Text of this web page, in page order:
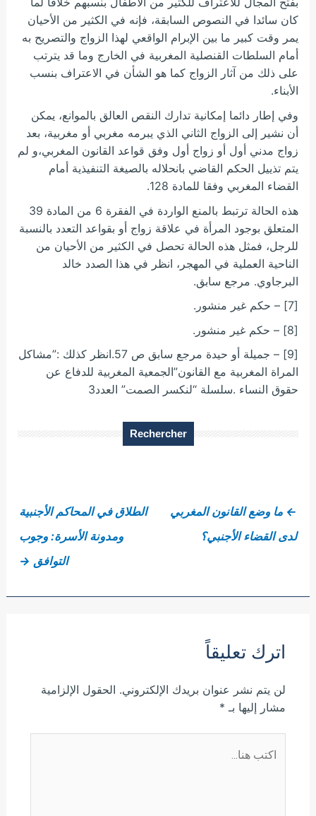
كان سائدا في النصوص السابقة، فإنه في الكثير من الأحيان
يمر وقت كبير ما بين الإبرام الواقعي لهذا الزواج والتصريح به
أمام السلطات القنصلية المغربية في الخارج وما قد يترتب
على ذلك من آثار الزواج كما هو الشأن في الاعتراف بنسب
الأبناء.
وفي إطار دائما إمكانية تدارك النقص العالق بالموانع، يمكن
أن نشير إلى الزواج الثاني الذي يبرمه مغربي أو مغربية، بعد
زواج مدني أول أو زواج أول وفق قواعد القانون المغربي،و لم
يتم تذييل الحكم القاضي بانحلاله بالصيغة التنفيذية أمام
القضاء المغربي وفقا للمادة 128.
هذه الحالة ترتبط بالمنع الواردة في الفقرة 6 من المادة 39
المتعلق بوجود المرأة في علاقة زواج أو بقواعد التعدد بالنسبة
للرجل، فمثل هذه الحالة تحصل في الكثير من الأحيان من
الناحية العملية في المهجر، انظر في هذا الصدد خالد
البرجاوي. مرجع سابق.
[7] – حكم غير منشور.
[8] – حكم غير منشور.
[9] – جميلة أو حيدة مرجع سابق ص 57.انظر كذلك :”مشاكل
المراة المغربية مع القانون”الجمعية المغربية للدفاع عن
حقوق النساء .سلسلة “لنكسر الصمت” العدد3
Rechercher
← ما وضع القانون المغربي
لدى القضاء الأجنبي؟
الطلاق في المحاكم الأجنبية
ومدونة الأسرة: وجوب
التوافق →
اترك تعليقاً
لن يتم نشر عنوان بريدك الإلكتروني. الحقول الإلزامية
مشار إليها بـ *
هنا...